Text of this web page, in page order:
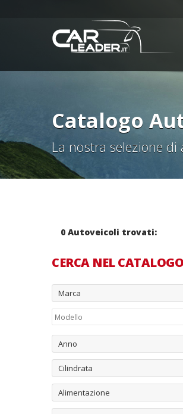
Catalogo
La nostra selezione
0 Autoveicoli trovati:
CERCA NEL CATALOGO
Marca
Anno
Cilindrata
Alimentazione